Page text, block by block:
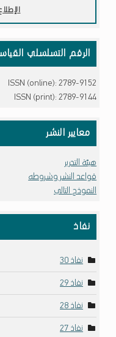
الرقم التسلسلي
ISSN (online): 2789-9152
ISSN (print): 2789-9144
معايير النشر
هيئة التحرير
قواعد النشر وشروطه
النموذج التالي
نفاذ
نفاذ 30
نفاذ 29
نفاذ 28
نفاذ 27